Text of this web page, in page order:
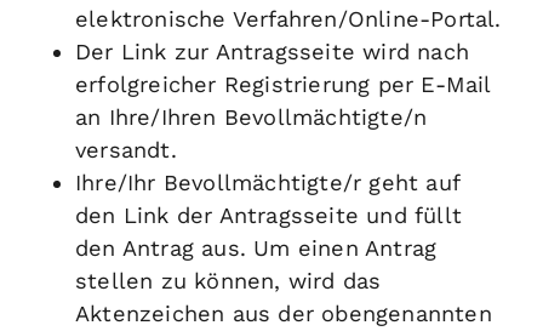
elektronische Verfahren/Online-Portal.
Der Link zur Antragsseite wird nach
erfolgreicher Registrierung per E-Mail
an Ihre/Ihren Bevollmächtigte/n
versandt.
Ihre/Ihr Bevollmächtigte/r geht auf
den Link der Antragsseite und füllt
den Antrag aus. Um einen Antrag
stellen zu können, wird das
Aktenzeichen aus der obengenannten